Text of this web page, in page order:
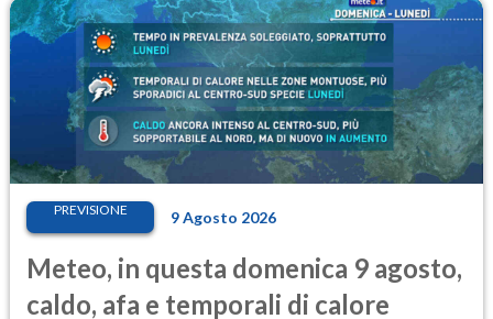
PREVISIONE 9 Agosto 2026
Meteo, in questa domenica 9 agosto,
caldo, afa e temporali di calore